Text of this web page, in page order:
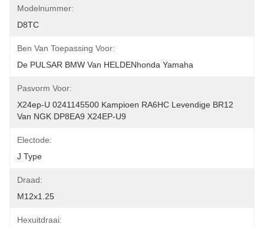
Modelnummer:
D8TC
Ben Van Toepassing Voor:
De PULSAR BMW Van HELDENhonda Yamaha
Pasvorm Voor:
X24ep-U 0241145500 Kampioen RA6HC Levendige BR12
Van NGK DP8EA9 X24EP-U9
Electode:
J Type
Draad:
M12x1.25
Hexuitdraai: